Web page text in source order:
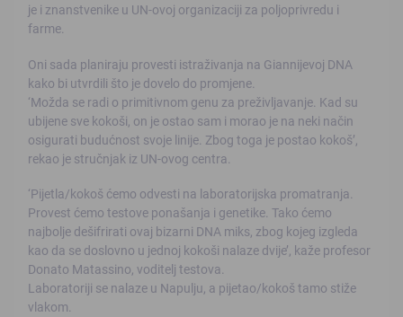
je i znanstvenike u UN-ovoj organizaciji za poljoprivredu i
farme.
Oni sada planiraju provesti istraživanja na Giannijevoj DNA
kako bi utvrdili što je dovelo do promjene.
‘Možda se radi o primitivnom genu za preživljavanje. Kad su
ubijene sve kokoši, on je ostao sam i morao je na neki način
osigurati budućnost svoje linije. Zbog toga je postao kokoš’,
rekao je stručnjak iz UN-ovog centra.
‘Pijetla/kokoš ćemo odvesti na laboratorijska promatranja.
Provest ćemo testove ponašanja i genetike. Tako ćemo
najbolje dešifrirati ovaj bizarni DNA miks, zbog kojeg izgleda
kao da se doslovno u jednoj kokoši nalaze dvije’, kaže profesor
Donato Matassino, voditelj testova.
Laboratoriji se nalaze u Napulju, a pijetao/kokoš tamo stiže
vlakom.